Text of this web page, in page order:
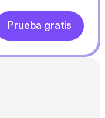
Prueba gratis